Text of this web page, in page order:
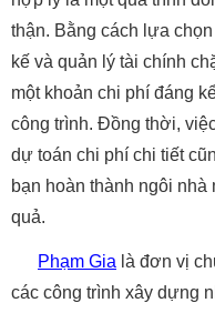
thận. Bằng cách lựa
kế và quản lý tài chính
một khoản chi phí đáng
công trình. Đồng thời,
dự toán chi phí chi tiết
bạn hoàn thành ngôi
quả.
Phạm Gia là đơn vị
các công trình xây dựng